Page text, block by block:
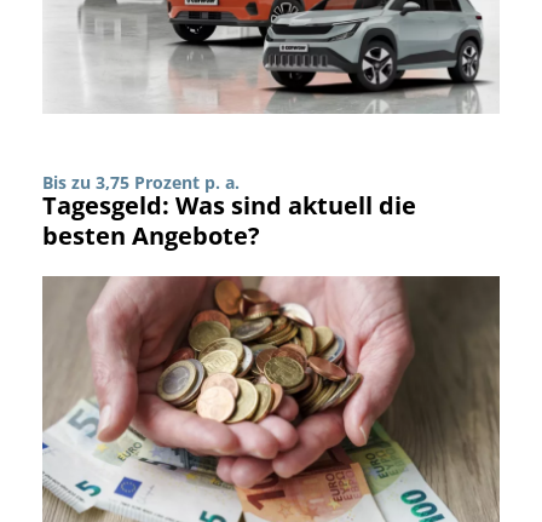
Bis zu 3,75 Prozent p. a.
Tagesgeld: Was sind aktuell die
besten Angebote?